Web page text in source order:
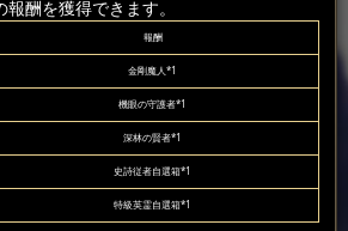
酬を獲得できます。
報酬
金剛魔人*1
機眼の守護者*1
深林の賢者*1
史詩従者自選箱*1
特級英霊自選箱*1